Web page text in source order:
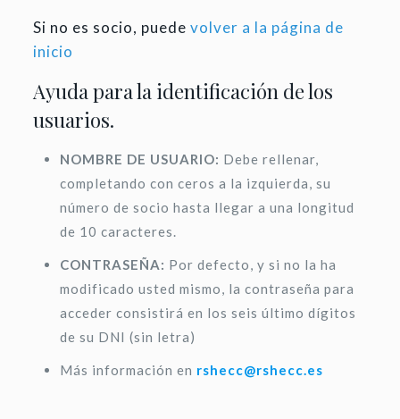
Si no es socio, puede volver a la página de
inicio
Ayuda para la identificación de los
usuarios.
NOMBRE DE USUARIO: Debe rellenar,
completando con ceros a la izquierda, su
número de socio hasta llegar a una longitud
de 10 caracteres.
CONTRASEÑA: Por defecto, y si no la ha
modificado usted mismo, la contraseña para
acceder consistirá en los seis último dígitos
de su DNI (sin letra)
Más información en rshecc@rshecc.es